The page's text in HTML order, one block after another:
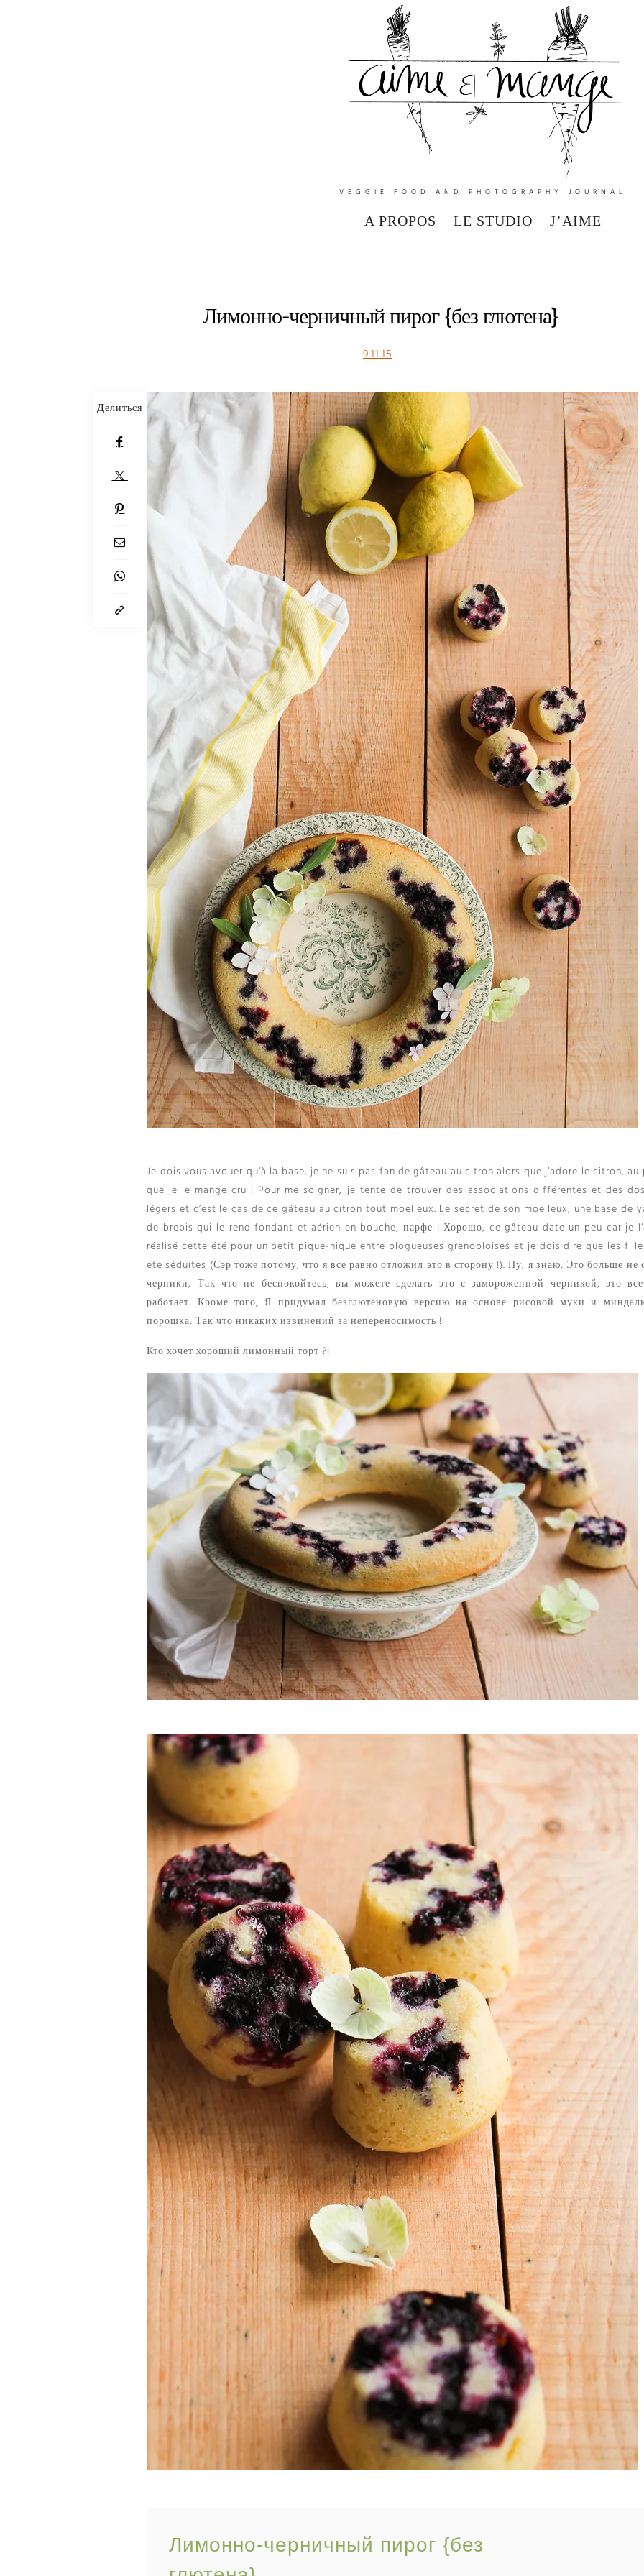
VEGGIE FOOD AND PHOTOGRAPHY JOURNAL
A PROPOS LE STUDIO J’AIME
Лимонно-черничный пирог {без глютена}
9.11.15
Делиться
Je dois vous avouer qu’à la base,je ne suis pas fan de gâteau au citron alors que j’adore le citron,au
que je le mange cru ! Pour me soigner,je tente de trouver des associations différentes et des
légers et c’est le cas de ce gâteau au citron tout moelleux. Le secret de son moelleux, une base de
de brebis qui le rend fondant et aérien en bouche, парфе ! Хорошо, ce gâteau date un peu car je
réalisé cette été pour un petit pique-nique entre blogueuses grenobloises et je dois dire que les
été séduites (Сэр тоже потому, что я все равно отложил это в сторону !). Ну, я знаю, Это больше не
черники, Так что не беспокойтесь, вы можете сделать это с замороженной черникой, это
работает. Кроме того, Я придумал безглютеновую версию на основе рисовой муки и
порошка, Так что никаких извинений за непереносимость !
Кто хочет хороший лимонный торт ?!
Лимонно-черничный пирог {без